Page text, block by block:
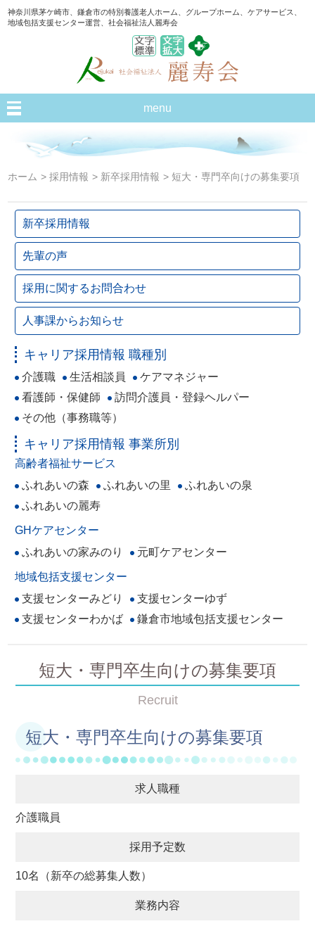
神奈川県茅ケ崎市、鎌倉市の特別養護老人ホーム、グループホーム、ケアサービス、
地域包括支援センター運営、社会福祉法人麗寿会
menu
ホーム > 採用情報 > 新卒採用情報 > 短大・専門卒向けの募集要項
新卒採用情報
先輩の声
採用に関するお問合わせ
人事課からお知らせ
キャリア採用情報 職種別
介護職 生活相談員
ケアマネジャー
看護師・保健師
訪問介護員・登録ヘルパー
その他（事務職等）
キャリア採用情報 事業所別
高齢者福祉サービス
ふれあいの森
ふれあいの里
ふれあいの泉
ふれあいの麗寿
GHケアセンター
ふれあいの家みのり
元町ケアセンター
地域包括支援センター
支援センターみどり
支援センターゆず
支援センターわかば
鎌倉市地域包括支援センター
短大・専門卒生向けの募集要項
Recruit
短大・専門卒生向けの募集要項
求人職種
介護職員
採用予定数
10名（新卒の総募集人数）
業務内容